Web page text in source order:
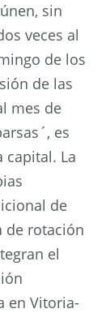
sin
veces al
de los
de las
mes de
es
capital. La
de
de rotación
el
en Vitoria-